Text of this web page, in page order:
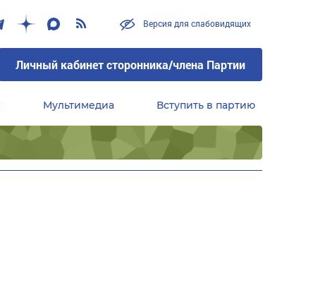
Версия для слабовидящих
Личный кабинет сторонника/члена Партии
Мультимедиа Вступить в партию